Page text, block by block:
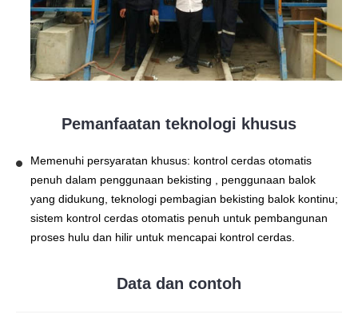
Pemanfaatan teknologi khusus
Memenuhi persyaratan khusus: kontrol cerdas otomatis
penuh dalam penggunaan bekisting , penggunaan balok
yang didukung, teknologi pembagian bekisting balok kontinu;
sistem kontrol cerdas otomatis penuh untuk pembangunan
proses hulu dan hilir untuk mencapai kontrol cerdas.
Data dan contoh